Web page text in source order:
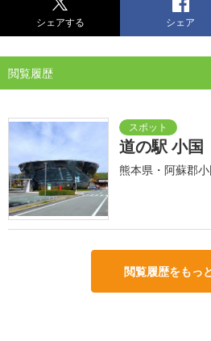
シェアする シェア
閲覧履歴
道の駅 小国
熊本県・阿蘇郡
閲覧履歴をもっ